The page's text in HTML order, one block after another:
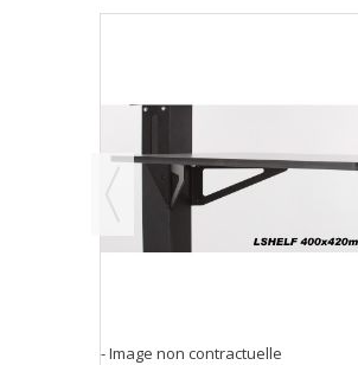
- Image non contractuelle